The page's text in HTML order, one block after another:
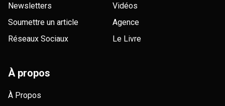
Newsletters
Soumettre un article
Réseaux Sociaux
Vidéos
Agence
Le Livre
À propos
À Propos